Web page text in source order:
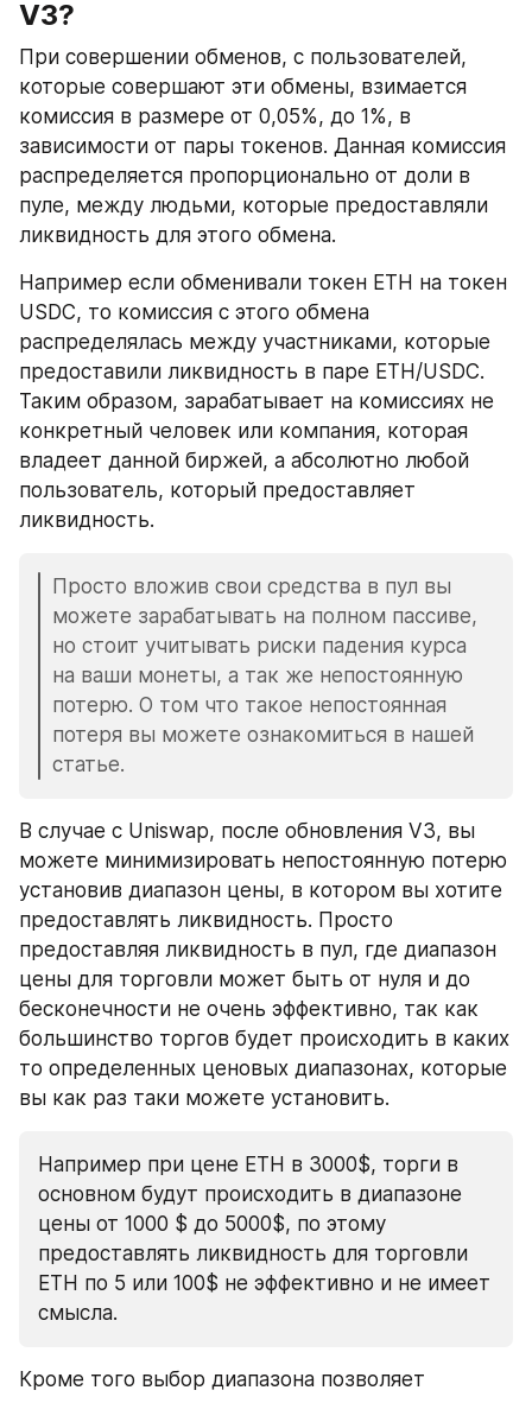
V3?
При совершении обменов, с пользователей,
которые совершают эти обмены, взимается
комиссия в размере от 0,05%, до 1%, в
зависимости от пары токенов. Данная комиссия
распределяется пропорционально от доли в
пуле, между людьми, которые предоставляли
ликвидность для этого обмена.
Например если обменивали токен ETH на токен
USDC, то комиссия с этого обмена
распределялась между участниками, которые
предоставили ликвидность в паре ETH/USDC.
Таким образом, зарабатывает на комиссиях не
конкретный человек или компания, которая
владеет данной биржей, а абсолютно любой
пользователь, который предоставляет
ликвидность.
Просто вложив свои средства в пул вы
можете зарабатывать на полном пассиве,
но стоит учитывать риски падения курса
на ваши монеты, а так же непостоянную
потерю. О том что такое непостоянная
потеря вы можете ознакомиться в нашей
статье.
В случае с Uniswap, после обновления V3, вы
можете минимизировать непостоянную потерю
установив диапазон цены, в котором вы хотите
предоставлять ликвидность. Просто
предоставляя ликвидность в пул, где диапазон
цены для торговли может быть от нуля и до
бесконечности не очень эффективно, так как
большинство торгов будет происходить в каких
то определенных ценовых диапазонах, которые
вы как раз таки можете установить.
Например при цене ETH в 3000$, торги в
основном будут происходить в диапазоне
цены от 1000 $ до 5000$, по этому
предоставлять ликвидность для торговли
ETH по 5 или 100$ не эффективно и не имеет
смысла.
Кроме того выбор диапазона позволяет